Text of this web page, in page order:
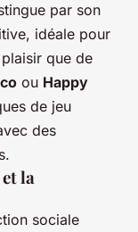
par son
idéale pour
que de
ou Happy
de jeu
des
la
sociale